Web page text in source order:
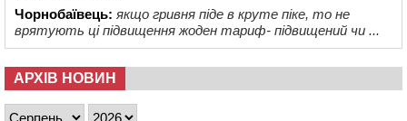
Чорнобаївець: якщо гривня піде в круте піке, то не
врятують ці підвищення жоден тариф- підвищений чи ...
АРХІВ НОВИН